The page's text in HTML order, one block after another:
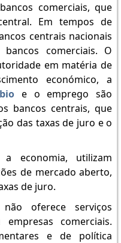
comerciais, que
Em tempos de
centrais nacionais
comerciais. O
em matéria de
económico, a
e o emprego são
bancos centrais, que
das taxas de juro e o
economia, utilizam
de mercado aberto,
de juro.
oferece serviços
comerciais.
e de política